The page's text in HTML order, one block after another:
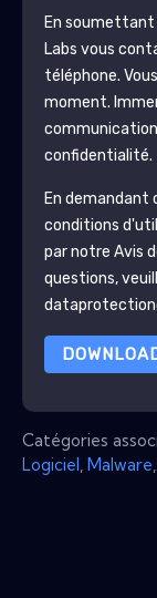
En
Labs vous
téléphone.
moment.
confidentialité.
En
conditions
par notre Avis
questions,
Catégories
Logiciel Malware